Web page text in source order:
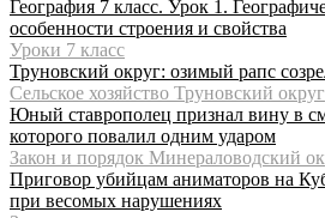
География 7 класс. Урок 1.
особенности строения и свойства
Уроки 7 класс
Труновский округ: озимый рапс
Сельское хозяйство Труновский округ
Юный ставрополец признал вину в
которого повалил одним ударом
Закон и порядок Минераловодский
Приговор убийцам аниматоров на
при весомых нарушениях